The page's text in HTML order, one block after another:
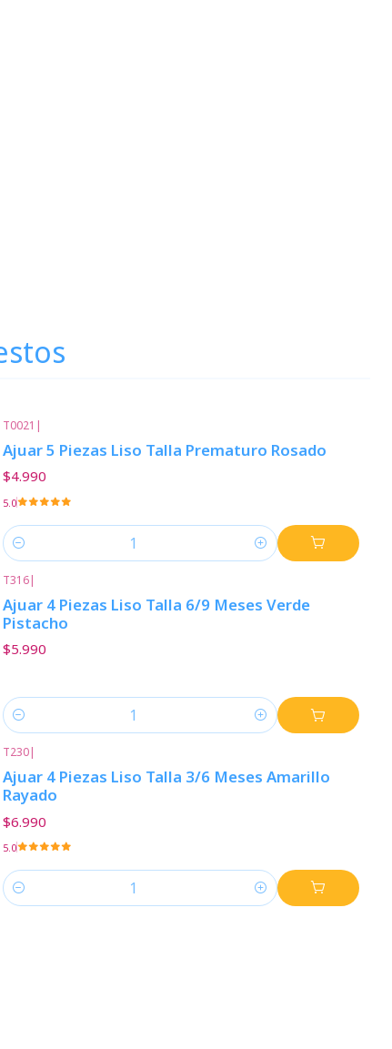
T0021 |
Ajuar 5 Piezas Liso Talla Prematuro Rosado
$4.990
5.0
Cantidad
T316|
Ajuar 4 Piezas Liso Talla 6/9 Meses Verde
Pistacho
$5.990
Cantidad
T230|
Ajuar 4 Piezas Liso Talla 3/6 Meses Amarillo
Rayado
$6.990
5.0
Cantidad